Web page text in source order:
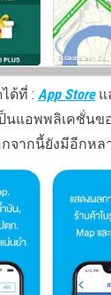
ด้ที่ : App Storeแ
นแอพพลิเคชั่นข
กจากนี้ยังมีอีกห